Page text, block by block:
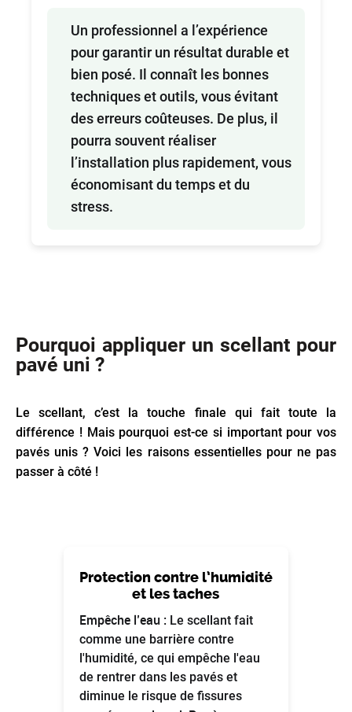
Un professionnel a l’expérience
pour garantir un résultat durable et
bien posé. Il connaît les bonnes
techniques et outils, vous évitant
des erreurs coûteuses. De plus, il
pourra souvent réaliser
l’installation plus rapidement, vous
économisant du temps et du
stress.
Pourquoi appliquer un scellant pour
pavé uni ?
Le scellant, c’est la touche finale qui fait toute la
différence ! Mais pourquoi est-ce si important pour vos
pavés unis ? Voici les raisons essentielles pour ne pas
passer à côté !
Protection contre l’humidité
et les taches
Empêche l’eau : Le scellant fait
comme une barrière contre
l'humidité, ce qui empêche l'eau
de rentrer dans les pavés et
diminue le risque de fissures